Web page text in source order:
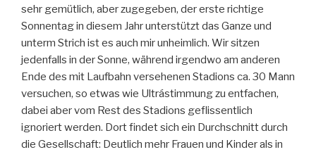
sehr gemütlich, aber zugegeben, der erste richtige
Sonnentag in diesem Jahr unterstützt das Ganze und
unterm Strich ist es auch mir unheimlich. Wir sitzen
jedenfalls in der Sonne, während irgendwo am anderen
Ende des mit Laufbahn versehenen Stadions ca. 30 Mann
versuchen, so etwas wie Ultrástimmung zu entfachen,
dabei aber vom Rest des Stadions geflissentlich
ignoriert werden. Dort findet sich ein Durchschnitt durch
die Gesellschaft: Deutlich mehr Frauen und Kinder als in